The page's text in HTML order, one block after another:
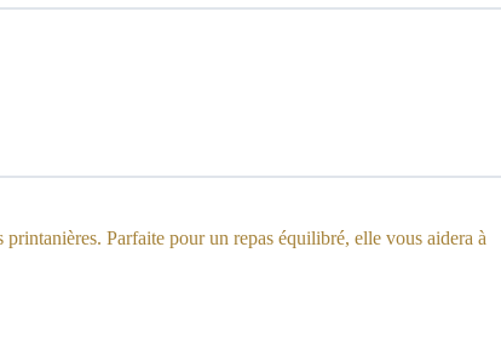
Parfaite pour un repas équilibré, elle vous aidera à